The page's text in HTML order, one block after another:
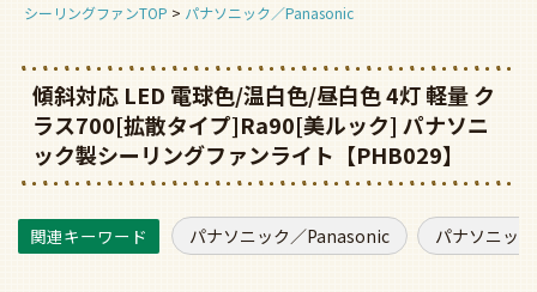
シーリングファンTOP パナソニック／Panasonic
傾斜対応 LED 電球色/温白色/昼白色 4灯 軽量 ク
ラス700[拡散タイプ]Ra90[美ルック] パナソニ
ック製シーリングファンライト【PHB029】
パナソニック／Panasonic パナソニッ